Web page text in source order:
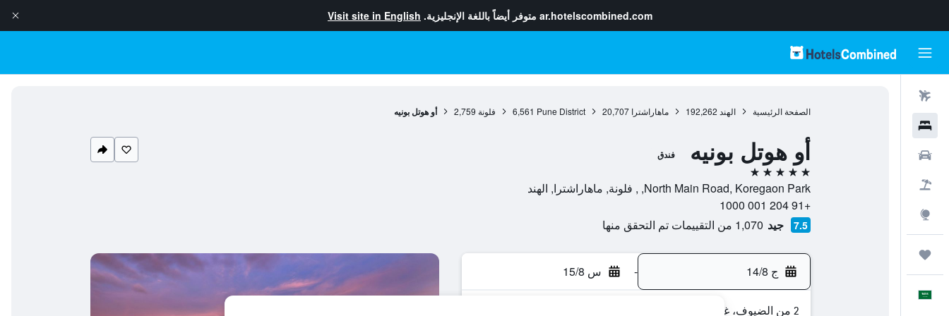
ar.hotelscombined.com متوفر أيضاً باللغة الإنجليزية. Visit site in English
الصفحة الرئيسية الهند 192,262 ماهاراشترا 20,707
Pune District
6,561 فلونة 2,759 أو هوتل بونيه
أو هوتل بونيه فندق
5 نجوم
North Main Road, Koregaon Park, , فلونة, ماهاراشترا, الهند
+91 204 001 1000
7.5 جيد 1,070 من التقييمات تم التحقق منها
ج 14/8 - س 15/8
2 من الضيوف، غرفة واحدة